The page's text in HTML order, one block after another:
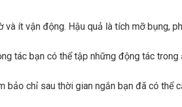
và ít vận động. Hậu quả là tích mỡ bụng,
tác bạn có thể tập những động tác
bảo chỉ sau thời gian ngắn bạn đã có